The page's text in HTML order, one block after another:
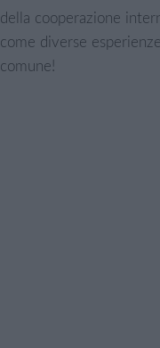
della cooperazione
come diverse
comune!